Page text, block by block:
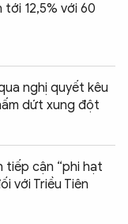
tới 12,5% với 60
nghị quyết kêu
dứt xung đột
tiếp cận “phi hạt
với Triều Tiên